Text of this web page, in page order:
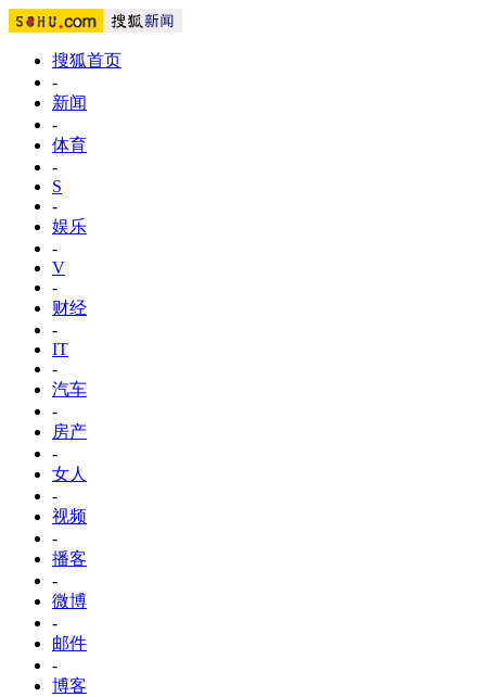
搜狐首页
-
新闻
-
体育
-
S
-
娱乐
-
V
-
财经
-
IT
-
汽车
-
房产
-
女人
-
视频
-
播客
-
微博
-
邮件
-
博客